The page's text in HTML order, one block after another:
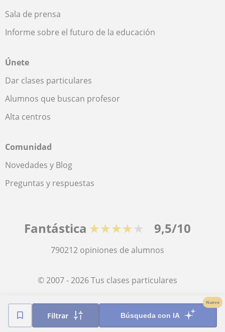
Filtrar Búsqueda con IA
Nuevo
Sala de prensa
Informe sobre el futuro de la educación
Únete
Dar clases particulares
Alumnos que buscan profesor
Alta centros
Comunidad
Novedades y Blog
Preguntas y respuestas
Fantástica ★★★★★ 9,5/10
790212 opiniones de alumnos
© 2007 - 2026 Tus clases particulares
Mapa web:Profesores particulares